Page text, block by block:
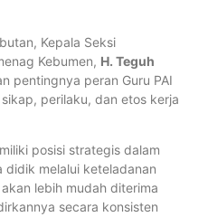
Kepala Seksi
Kebumen, H. Teguh
pentingnya peran Guru PAI
perilaku, dan etos kerja
posisi strategis dalam
melalui keteladanan
lebih mudah diterima
secara konsisten